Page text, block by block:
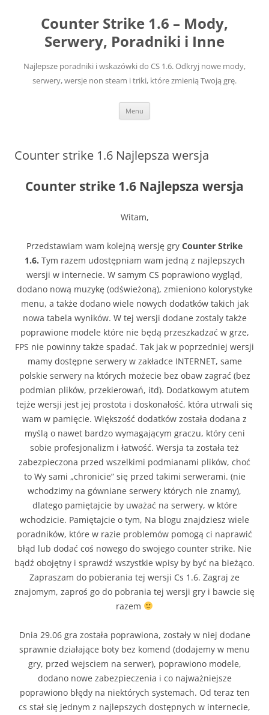
Counter Strike 1.6 – Mody,
Serwery, Poradniki i Inne
Najlepsze poradniki i wskazówki do CS 1.6. Odkryj nowe mody,
serwery, wersje non steam i triki, które zmienią Twoją grę.
Menu
Counter strike 1.6 Najlepsza wersja
Counter strike 1.6 Najlepsza wersja
Witam,
Przedstawiam wam kolejną wersję gry Counter Strike
1.6. Tym razem udostępniam wam jedną z najlepszych
wersji w internecie. W samym CS poprawiono wygląd,
dodano nową muzykę (odświeżoną), zmieniono kolorystyke
menu, a także dodano wiele nowych dodatków takich jak
nowa tabela wyników. W tej wersji dodane zostaly także
poprawione modele które nie będą przeszkadzać w grze,
FPS nie powinny także spadać. Tak jak w poprzedniej wersji
mamy dostępne serwery w zakładce INTERNET, same
polskie serwery na których możecie bez obaw zagrać (bez
podmian plików, przekierowań, itd). Dodatkowym atutem
tejże wersji jest jej prostota i doskonałość, która utrwali się
wam w pamięcie. Większość dodatków została dodana z
myślą o nawet bardzo wymagającym graczu, który ceni
sobie profesjonalizm i łatwość. Wersja ta została też
zabezpieczona przed wszelkimi podmianami plików, choć
to Wy sami „chronicie” się przed takimi serwerami. (nie
wchodzimy na gówniane serwery których nie znamy),
dlatego pamiętajcie by uważać na serwery, w które
wchodzicie. Pamiętajcie o tym, Na blogu znajdziesz wiele
poradników, które w razie problemów pomogą ci naprawić
błąd lub dodać coś nowego do swojego counter strike. Nie
bądź obojętny i sprawdź wszystkie wpisy by być na bieżąco.
Zapraszam do pobierania tej wersji Cs 1.6. Zagraj ze
znajomym, zaproś go do pobrania tej wersji gry i bawcie się
razem
Dnia 29.06 gra została poprawiona, zostały w niej dodane
sprawnie działające boty bez komend (dodajemy w menu
gry, przed wejsciem na serwer), poprawiono modele,
dodano nowe zabezpieczenia i co najważniejsze
poprawiono błędy na niektórych systemach. Od teraz ten
cs stał się jednym z najlepszych dostępnych w internecie,